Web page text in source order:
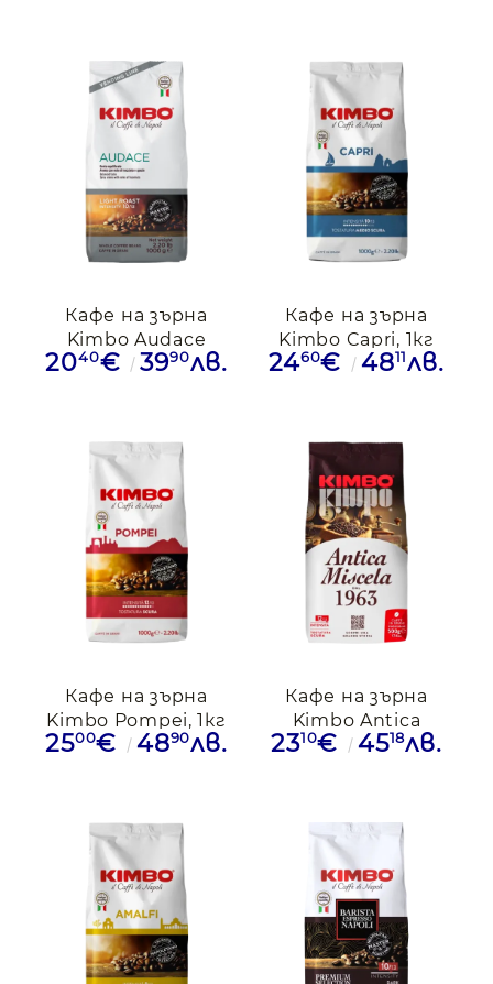
Кафе на зърна
Kimbo Audace
Vending Line, 1кг.
2040€ 3990лв.
Кафе на зърна
Kimbo Capri, 1кг
2460€ 4811лв.
Кафе на зърна
Kimbo Pompei, 1кг
2500€ 4890лв.
Кафе на зърна
Kimbo Antica
Miscela, 0.500кг
2310€ 4518лв.